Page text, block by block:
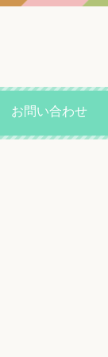
お問い合わせ